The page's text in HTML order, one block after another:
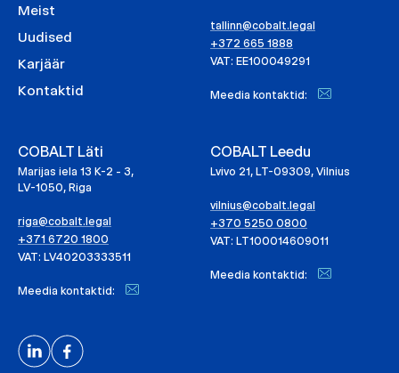
Meist
Uudised
Karjäär
Kontaktid
tallinn@cobalt.legal
+372 665 1888
VAT: EE100049291
Meedia kontaktid:
COBALT Läti
Marijas iela 13 K-2 - 3,
LV-1050, Riga
riga@cobalt.legal
+371 6720 1800
VAT: LV40203333511
Meedia kontaktid:
COBALT Leedu
Lvivo 21, LT-09309, Vilnius
vilnius@cobalt.legal
+370 5250 0800
VAT: LT100014609011
Meedia kontaktid: